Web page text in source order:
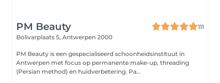
PM Beauty
111
Bolivarplaats 5, Antwerpen 2000
PM Beauty is een gespecialiseerd schoonheidsinstituut in
Antwerpen met focus op permanente make-up, threading
(Persian method) en huidverbetering. Pa...